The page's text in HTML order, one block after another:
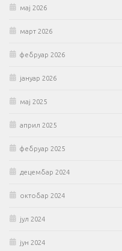
мај 2026
март 2026
фебруар 2026
јануар 2026
мај 2025
април 2025
фебруар 2025
децембар 2024
октобар 2024
јул 2024
јун 2024